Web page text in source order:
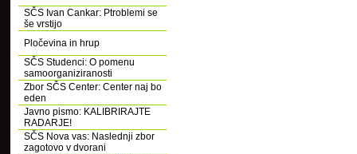
SČS Ivan Cankar: Ptroblemi se
še vrstijo
Pločevina in hrup
SČS Studenci: O pomenu
samoorganiziranosti
Zbor SČS Center: Center naj bo
eden
Javno pismo: KALIBRIRAJTE
RADARJE!
SČS Nova vas: Naslednji zbor
zagotovo v dvorani